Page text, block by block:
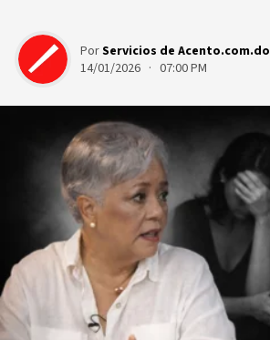
PorServicios de Acento.com.do
14/01/2026 · 07:00 PM